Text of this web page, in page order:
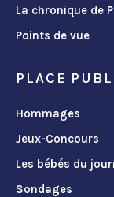
La chronique de
Points de vue
PLACE
Hommages
Jeux-Concours
Les bébés du
Sondages